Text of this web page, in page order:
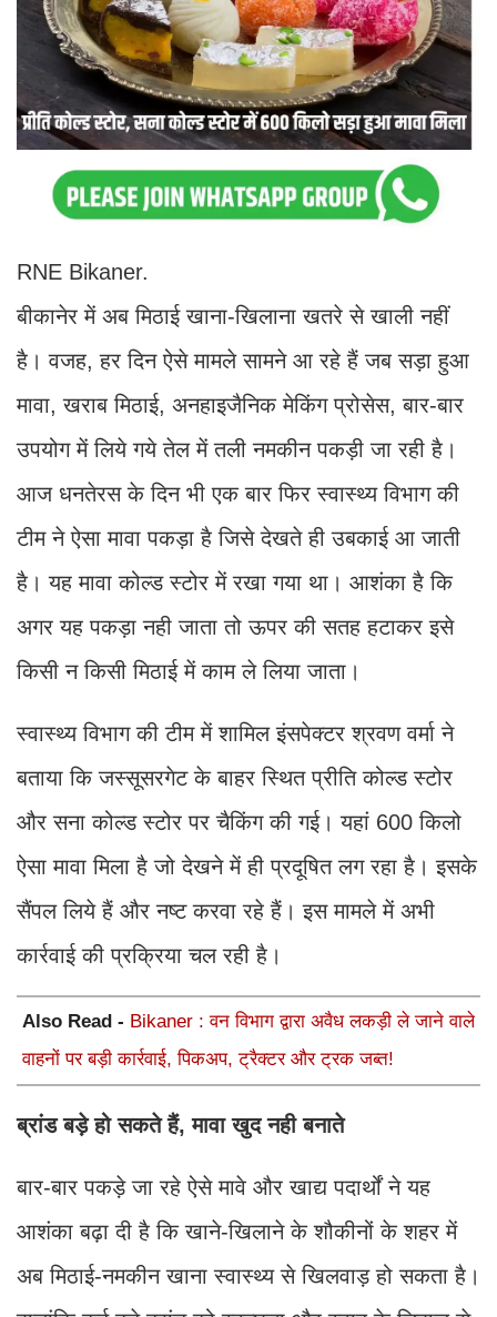
RNE Bikaner.
बीकानेर में अब मिठाई खाना-खिलाना खतरे से खाली नहीं
है। वजह, हर दिन ऐसे मामले सामने आ रहे हैं जब सड़ा हुआ
मावा, खराब मिठाई, अनहाइजैनिक मेकिंग प्रोसेस, बार-बार
उपयोग में लिये गये तेल में तली नमकीन पकड़ी जा रही है।
आज धनतेरस के दिन भी एक बार फिर स्वास्थ्य विभाग की
टीम ने ऐसा मावा पकड़ा है जिसे देखते ही उबकाई आ जाती
है। यह मावा कोल्ड स्टोर में रखा गया था। आशंका है कि
अगर यह पकड़ा नही जाता तो ऊपर की सतह हटाकर इसे
किसी न किसी मिठाई में काम ले लिया जाता।
स्वास्थ्य विभाग की टीम में शामिल इंसपेक्टर श्रवण वर्मा ने
बताया कि जस्सूसरगेट के बाहर स्थित प्रीति कोल्ड स्टोर
और सना कोल्ड स्टोर पर चैकिंग की गई। यहां 600 किलो
ऐसा मावा मिला है जो देखने में ही प्रदूषित लग रहा है। इसके
सैंपल लिये हैं और नष्ट करवा रहे हैं। इस मामले में अभी
कार्रवाई की प्रक्रिया चल रही है।
Also Read - Bikaner : वन विभाग द्वारा अवैध लकड़ी ले जाने वाले
वाहनों पर बड़ी कार्रवाई, पिकअप, ट्रैक्टर और ट्रक जब्त!
ब्रांड बड़े हो सकते हैं, मावा खुद नही बनाते
बार-बार पकड़े जा रहे ऐसे मावे और खाद्य पदार्थों ने यह
आशंका बढ़ा दी है कि खाने-खिलाने के शौकीनों के शहर में
अब मिठाई-नमकीन खाना स्वास्थ्य से खिलवाड़ हो सकता है।